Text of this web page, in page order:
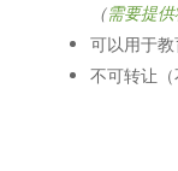
（需要提
可以用于教
不可转让（